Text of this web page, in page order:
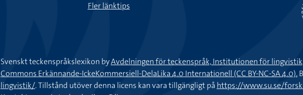
Fler länktips
Svenskt teckenspråkslexikon byAvdelningen för teckenspråk, Institutionen för
Commons Erkännande-IckeKommersiell-DelaLika 4.0 Internationell (CC BY-NC-SA 4.0).
lingvistik/. Tillstånd utöver denna licens kan vara tillgängligt på https://www.su.se/